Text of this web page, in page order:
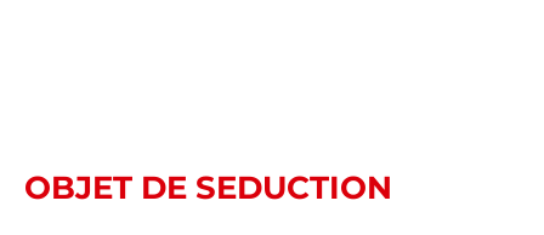
OBJET DE SEDUCTION